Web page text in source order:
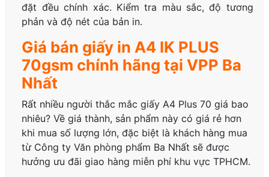
đặt đều chính xác. Kiểm tra màu sắc, độ tương
phản và độ nét của bản in.
Giá bán giấy in A4 IK PLUS
70gsm chính hãng tại VPP Ba
Nhất
Rất nhiều người thắc mắcgiấy A4 Plus 70 giá bao
nhiêu? Về giá thành, sản phẩm này có giá rẻ hơn
khi mua số lượng lớn, đặc biệt là khách hàng mua
từ Công ty Văn phòng phẩm Ba Nhất sẽ được
hưởng ưu đãi giao hàng miễn phí khu vực TPHCM.